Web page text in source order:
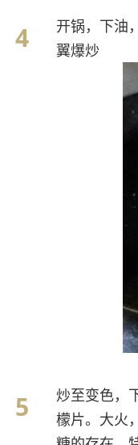
开锅，下油
翼爆炒
炒至变色，
檬片。大火